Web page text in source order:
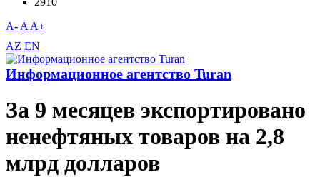
A- A A+
AZ EN
Информационное агентство Turan
За 9 месяцев экспортировано
ненефтяных товаров на 2,8
млрд долларов